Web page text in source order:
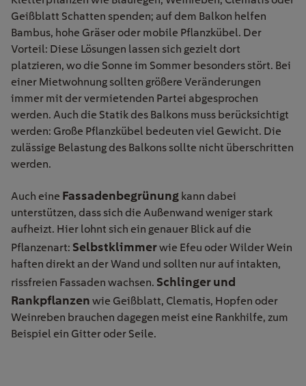
Geißblatt Schatten spenden; auf dem Balkon helfen
Bambus, hohe Gräser oder mobile Pflanzkübel. Der
Vorteil: Diese Lösungen lassen sich gezielt dort
platzieren, wo die Sonne im Sommer besonders stört. Bei
einer Mietwohnung sollten größere Veränderungen
immer mit der vermietenden Partei abgesprochen
werden. Auch die Statik des Balkons muss berücksichtigt
werden: Große Pflanzkübel bedeuten viel Gewicht. Die
zulässige Belastung des Balkons sollte nicht überschritten
werden.
Auch eine Fassadenbegrünung kann dabei
unterstützen, dass sich die Außenwand weniger stark
aufheizt. Hier lohnt sich ein genauer Blick auf die
Pflanzenart: Selbstklimmerwie Efeu oder Wilder Wein
haften direkt an der Wand und sollten nur auf intakten,
rissfreien Fassaden wachsen. Schlinger und
Rankpflanzen wie Geißblatt, Clematis, Hopfen oder
Weinreben brauchen dagegen meist eine Rankhilfe, zum
Beispiel ein Gitter oder Seile.